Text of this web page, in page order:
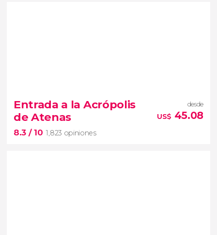
Antigua Grecia
Ágora de Atenas
Templo de Zeus
Acrópolis
Entrada a la Acrópolis
de Atenas
8.3 / 10 1,823 opiniones
desde
US$ 45.08